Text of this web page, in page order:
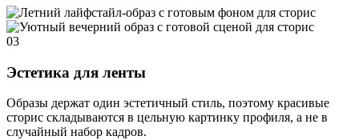
03
Эстетика для ленты
Образы держат один эстетичный стиль, поэтому красивые
сторис складываются в цельную картинку профиля, а не в
случайный набор кадров.